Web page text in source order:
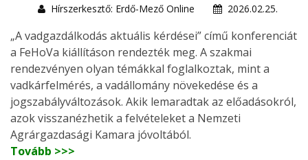
Hírszerkesztő: Erdő-Mező Online
2026.02.25.
„A vadgazdálkodás aktuális kérdései” című konferenciát
a FeHoVa kiállításon rendezték meg. A szakmai
rendezvényen olyan témákkal foglalkoztak, mint a
vadkárfelmérés, a vadállomány növekedése és a
jogszabályváltozások. Akik lemaradtak az előadásokról,
azok visszanézhetik a felvételeket a Nemzeti
Agrárgazdasági Kamara jóvoltából.
Tovább >>>